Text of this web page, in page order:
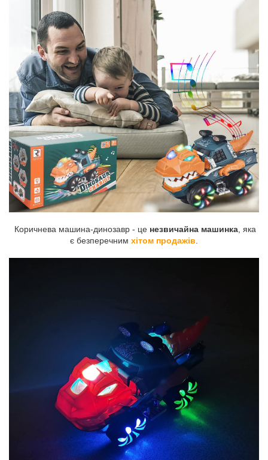
Коричнева машина-динозавр - це незвичайна машинка , яка
є безперечним хітом продажів